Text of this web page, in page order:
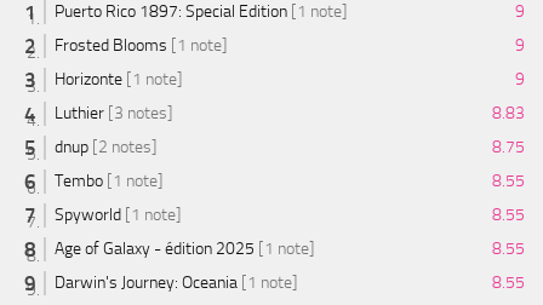
Puerto Rico 1897: Special Edition [1 note]
9
Frosted Blooms [1 note]
9
Horizonte [1 note]
9
Luthier [3 notes]
8.83
dnup [2 notes]
8.75
Tembo [1 note]
8.55
Spyworld [1 note]
8.55
Age of Galaxy - édition 2025 [1 note]
8.55
Darwin's Journey: Oceania [1 note]
8.55